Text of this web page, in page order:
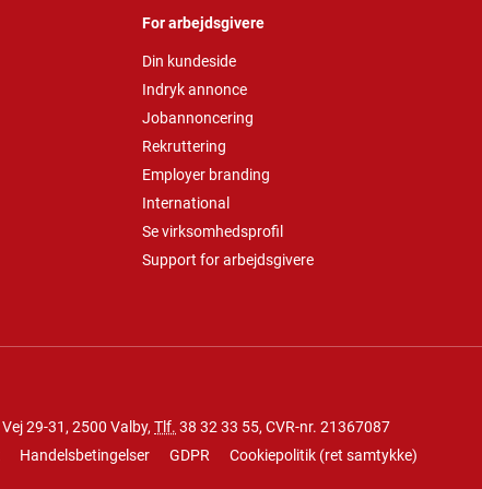
For arbejdsgivere
Din kundeside
Indryk annonce
Jobannoncering
Rekruttering
Employer branding
International
Se virksomhedsprofil
Support for arbejdsgivere
29-31, 2500 Valby, Tlf. 38 32 33 55, CVR-nr. 21367087
Handelsbetingelser GDPR Cookiepolitik (ret samtykke)